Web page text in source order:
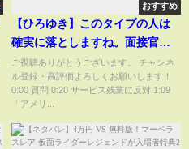
おすすめ
【ひろゆき】このタイプの人は
確実に落としますね。面接官っ
て実は●●を一番見てるんですよ
ね。ひろゆきが面接官になった
ら採用する人材・サービス残
り抜き/論破】
ご視聴ありがとうございます。 チャンネ
ル登録・高評価よろしくお願いします！
0:00 質問 0:20 サービス残業に反対 1:09
「アメリ...